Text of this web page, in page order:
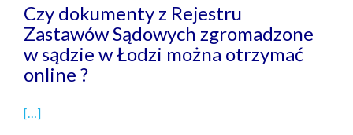
Czy dokumenty z Rejestru
Zastawów Sądowych zgromadzone
w sądzie w Łodzi można otrzymać
online ?
[…]